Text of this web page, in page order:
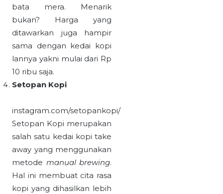
bata mera. Menarik
bukan? Harga yang
ditawarkan juga hampir
sama dengan kedai kopi
lannya yakni mulai dari Rp
10 ribu saja.
Setopan Kopi
instagram.com/setopankopi/
Setopan Kopi merupakan
salah satu kedai kopi take
away yang menggunakan
metode manual brewing.
Hal ini membuat cita rasa
kopi yang dihasilkan lebih